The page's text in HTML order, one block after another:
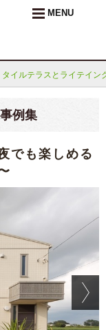
MENU
タイルテラスとライテイン
例集
でも楽しめる